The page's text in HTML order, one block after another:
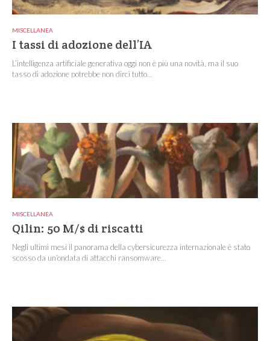
MISCELLANEA
I tassi di adozione dell’IA
L’intelligenza artificiale generativa oggi non è più una novità, ma il suo
tasso di adozione potrebbe non dirci tutto...
MISCELLANEA
Qilin: 50 M/$ di riscatti
Negli ultimi mesi il panorama della cybersicurezza internazionale è stato
scosso da un’ondata di attacchi ransomware...